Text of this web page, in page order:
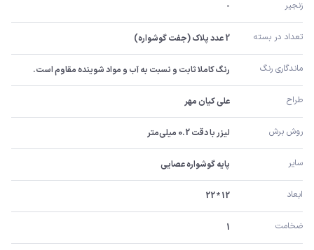
زنجیر -
تعداد در بسته 2 عدد پلاک (جفت گوشواره)
ماندگاری رنگ رنگ کاملا ثابت و نسبت به آب و مواد شوینده مقاوم است.
طراح علی کیان مهر
روش برش لیزر با دقت 0.2 میلی‌متر
سایر پایه گوشواره عصایی
ابعاد 12 * 22
ضخامت 1